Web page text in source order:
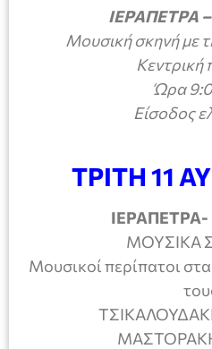
ΙΕΡΑΠΕΤΡΑ
Μουσική σκηνή με
Κεντρική
Ώρα
Είσοδος
ΤΡΙΤΗ 11
ΜΟΥΣΙΚΑ
Μουσικοί περίπατοι